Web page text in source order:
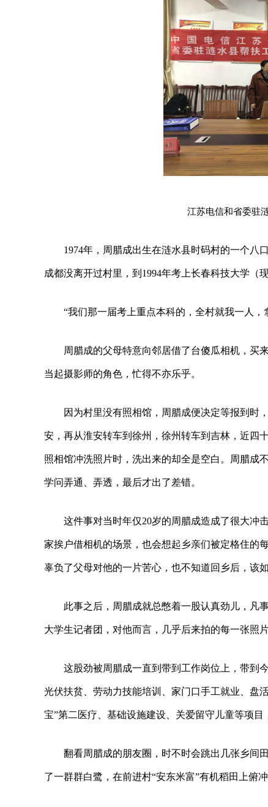
江苏电信和省委驻
1974年，周腊成出生在涟水县时码村的一个八
成都没离开过村里，到1994年考上长春科技大学（
“我们那一届考上重点本科的，全村就我一人
周腊成的父母特意向邻居借了台傻瓜相机，买
当起摄影师的角色，忙得不亦乐乎。
因为村里没有照相馆，周腊成便决定等报到时
安，再从淮安转车到徐州，徐州转车到吉林，近四
照相馆冲洗照片时，洗出来的却全是空白。周腊成
学问弄通、弄透，最后才出了差错。
这件事对当时年仅20岁的周腊成造成了很大冲
家挨户借相机的场景，也会想起乡亲们被定格住的
辜负了父母对他的一片苦心，也不知道回乡后，该
此事之后，周腊成就总憋着一股认真劲儿，凡
大学生记者团，对他而言，几乎后来拍的每一张照
这股劲被周腊成一直到带到工作岗位上，带到
光伏扶贫、劳动力技能培训、家门口手工就业、盘
宝”第二医疗、基础设施建设、关爱留守儿童等项
翻看周腊成的朋友圈，时不时会跳出几张乡间
了一群群白鹭，在前进村“安东米富”有机稻田上俯